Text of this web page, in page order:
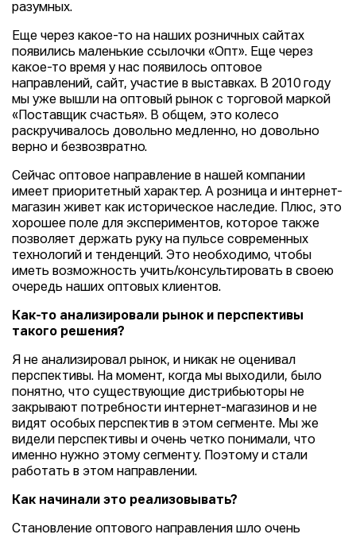
разумных.
Еще через какое-то на наших розничных сайтах
появились маленькие ссылочки «Опт». Еще через
какое-то время у нас появилось оптовое
направлений, сайт, участие в выставках. В 2010 году
мы уже вышли на оптовый рынок с торговой маркой
«Поставщик счастья». В общем, это колесо
раскручивалось довольно медленно, но довольно
верно и безвозвратно.
Сейчас оптовое направление в нашей компании
имеет приоритетный характер. А розница и интернет-
магазин живет как историческое наследие. Плюс, это
хорошее поле для экспериментов, которое также
позволяет держать руку на пульсе современных
технологий и тенденций. Это необходимо, чтобы
иметь возможность учить/консультировать в своею
очередь наших оптовых клиентов.
Как-то анализировали рынок и перспективы
такого решения?
Я не анализировал рынок, и никак не оценивал
перспективы. На момент, когда мы выходили, было
понятно, что существующие дистрибьюторы не
закрывают потребности интернет-магазинов и не
видят особых перспектив в этом сегменте. Мы же
видели перспективы и очень четко понимали, что
именно нужно этому сегменту. Поэтому и стали
работать в этом направлении.
Как начинали это реализовывать?
Становление оптового направления шло очень